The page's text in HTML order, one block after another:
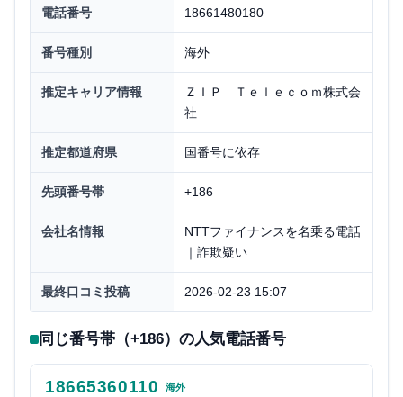
電話番号 18661480180
番号種別 海外
推定キャリア情報
ＺＩＰ Ｔｅｌｅｃｏｍ株式会
社
推定都道府県 国番号に依存
先頭番号帯 +186
会社名情報
NTTファイナンスを名乗る電話
｜詐欺疑い
最終口コミ投稿 2026-02-23 15:07
同じ番号帯（+186）の人気電話番号
18665360110
海外